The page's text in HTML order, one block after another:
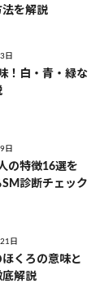
法を解説
日
！白・青・緑な
日
の特徴16選を
診断チェック
日
ほくろの意味と
底解説